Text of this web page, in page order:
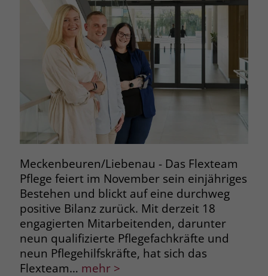
Meckenbeuren/Liebenau - Das Flexteam
Pflege feiert im November sein einjähriges
Bestehen und blickt auf eine durchweg
positive Bilanz zurück. Mit derzeit 18
engagierten Mitarbeitenden, darunter
neun qualifizierte Pflegefachkräfte und
neun Pflegehilfskräfte, hat sich das
Flexteam… mehr >